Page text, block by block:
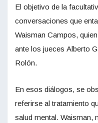
El objetivo de la
conversaciones que
Waisman Campos,
ante los jueces Alberto
Rolón.
En esos diálogos, se
referirse al tratamiento
salud mental. Waisman,